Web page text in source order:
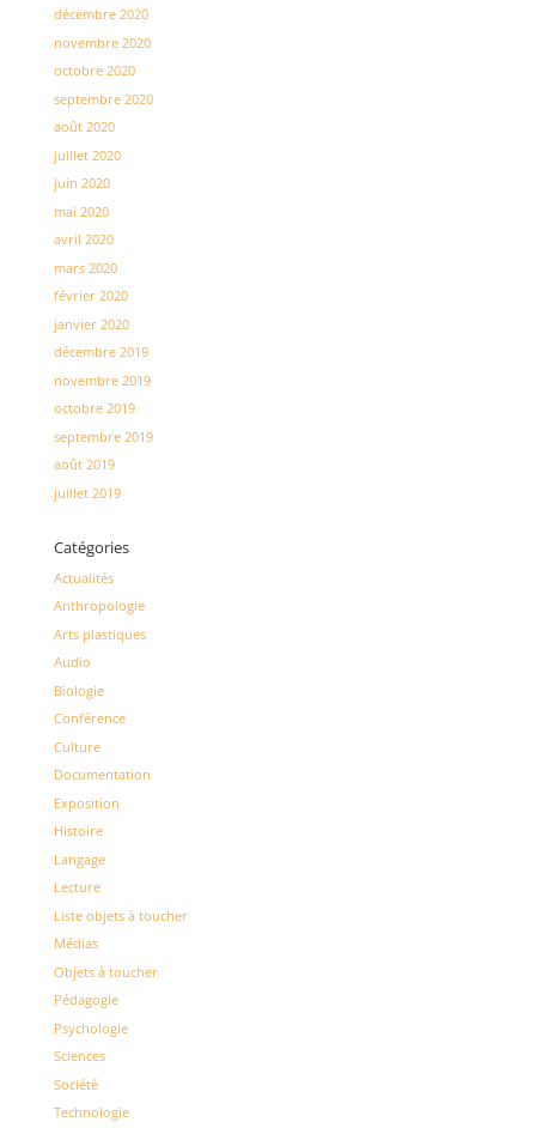
décembre 2020
novembre 2020
octobre 2020
septembre 2020
août 2020
juillet 2020
juin 2020
mai 2020
avril 2020
mars 2020
février 2020
janvier 2020
décembre 2019
novembre 2019
octobre 2019
septembre 2019
août 2019
juillet 2019
Catégories
Actualités
Anthropologie
Arts plastiques
Audio
Biologie
Conférence
Culture
Documentation
Exposition
Histoire
Langage
Lecture
Liste objets à toucher
Médias
Objets à toucher
Pédagogie
Psychologie
Sciences
Société
Technologie